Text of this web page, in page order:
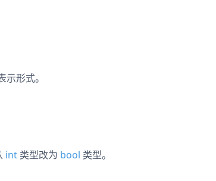
形式。
int 类型改为 bool 类型。